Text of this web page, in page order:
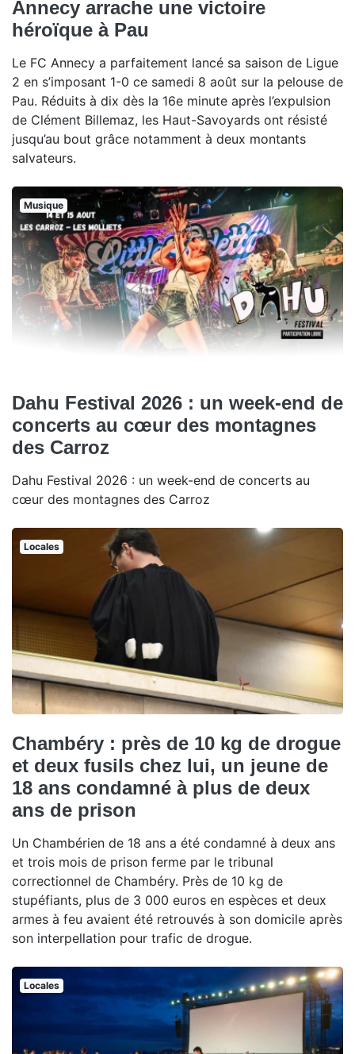
Annecy arrache une victoire
héroïque à Pau
Le FC Annecy a parfaitement lancé sa saison de Ligue
2 en s’imposant 1-0 ce samedi 8 août sur la pelouse de
Pau. Réduits à dix dès la 16e minute après l’expulsion
de Clément Billemaz, les Haut-Savoyards ont résisté
jusqu’au bout grâce notamment à deux montants
salvateurs.
Musique
Dahu Festival 2026 : un week-end de
concerts au cœur des montagnes
des Carroz
Dahu Festival 2026 : un week-end de concerts au
cœur des montagnes des Carroz
Locales
Chambéry : près de 10 kg de drogue
et deux fusils chez lui, un jeune de
18 ans condamné à plus de deux
ans de prison
Un Chambérien de 18 ans a été condamné à deux ans
et trois mois de prison ferme par le tribunal
correctionnel de Chambéry. Près de 10 kg de
stupéfiants, plus de 3 000 euros en espèces et deux
armes à feu avaient été retrouvés à son domicile après
son interpellation pour trafic de drogue.
Locales